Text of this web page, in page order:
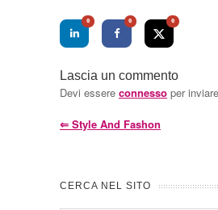
0 0 0
Lascia un commento
Devi essere connesso per
⇐ Style And Fashon
CERCA NEL SITO